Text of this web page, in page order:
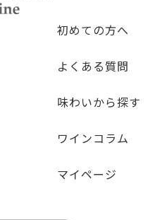
初めての方へ
よくある質問
味わいから探す
ワインコラム
マイページ